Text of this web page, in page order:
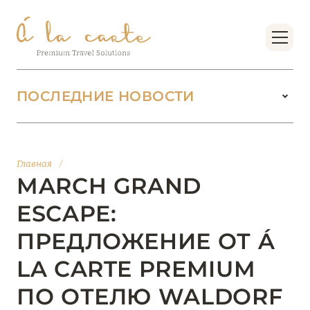
Главная /
MARCH GRAND
ESCAPE:
ПРЕДЛОЖЕНИЕ ОТ Á
LA CARTE PREMIUM
ПО ОТЕЛЮ WALDORF
ПОСЛЕДНИЕ НОВОСТИ
БУТИК-КУРОРТЫ МАЛЬДИВСКИХ ОСТРОВОВ
Подробнее
01 июня 2026
JUMEIRAH OLHAHALI ISLAND MALDIVES: ВАШ
ОАЗИС ТЕПЛА И ИЗЫСКАННОСТИ